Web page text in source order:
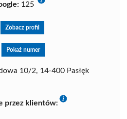
125
Zobacz profil
Pokaż numer
10/2, 14-400 Pasłęk
przez klientów: